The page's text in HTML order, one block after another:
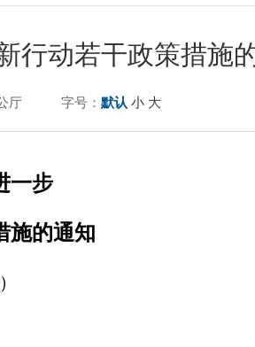
行动若干政策措施
厅 字号： 默认 小 大
一步
施的通知